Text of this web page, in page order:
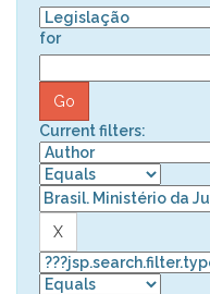
for
Current filters: